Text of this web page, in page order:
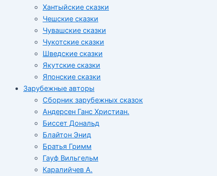
Хантыйские сказки
Чешские сказки
Чувашские сказки
Чукотские сказки
Шведские сказки
Якутские сказки
Японские сказки
Зарубежные авторы
Сборник зарубежных сказок
Андерсен Ганс Христиан.
Биссет Дональд
Блайтон Энид
Братья Гримм
Гауф Вильгельм
Каралийчев А.